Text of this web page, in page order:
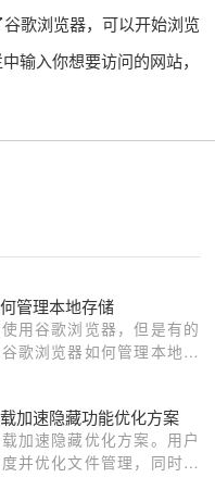
歌浏览器，可以开始浏览
输入你想要访问的网站，
管理本地存储
用谷歌浏览器，但是有的
歌浏览器如何管理本地存
加速隐藏功能优化方案
加速隐藏优化方案。用户
并优化文件管理，同时利